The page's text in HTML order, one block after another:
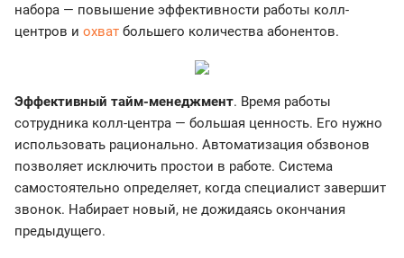
набора — повышение эффективности работы колл-
центров и охват большего количества абонентов.
Эффективный тайм-менеджмент. Время работы
сотрудника колл-центра — большая ценность. Его нужно
использовать рационально. Автоматизация обзвонов
позволяет исключить простои в работе. Система
самостоятельно определяет, когда специалист завершит
звонок. Набирает новый, не дожидаясь окончания
предыдущего.